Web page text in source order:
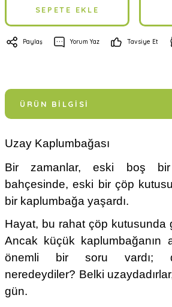
SEPETE EKLE
Paylaş Yorum Yaz Tavsiye Et
ÜRÜN BILGISI
Uzay Kaplumbağası
Bir zamanlar, eski boş bir
bahçesinde, eski bir çöp
bir kaplumbağa yaşardı.
Hayat, bu rahat çöp
Ancak küçük kaplumbağanın
önemli bir soru vardı;
neredeydiler? Belki
gün.